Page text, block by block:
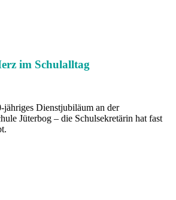
im Schulalltag
Dienstjubiläum an der
Jüterbog – die Schulsekretärin hat fast